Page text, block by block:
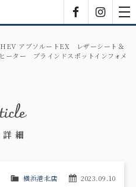
HEV アブソルートEX レザーシート＆
ター ブラインドスポットインフォメ
細
2023.09.10
横浜港北店